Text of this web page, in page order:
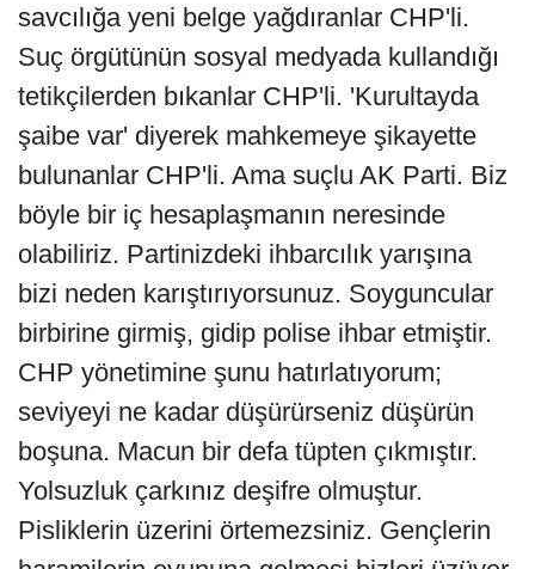
savcılığa yeni belge yağdıranlar CHP'li.
Suç örgütünün sosyal medyada kullandığı
tetikçilerden bıkanlar CHP'li. 'Kurultayda
şaibe var' diyerek mahkemeye şikayette
bulunanlar CHP'li. Ama suçlu AK Parti. Biz
böyle bir iç hesaplaşmanın neresinde
olabiliriz. Partinizdeki ihbarcılık yarışına
bizi neden karıştırıyorsunuz. Soyguncular
birbirine girmiş, gidip polise ihbar etmiştir.
CHP yönetimine şunu hatırlatıyorum;
seviyeyi ne kadar düşürürseniz düşürün
boşuna. Macun bir defa tüpten çıkmıştır.
Yolsuzluk çarkınız deşifre olmuştur.
Pisliklerin üzerini örtemezsiniz. Gençlerin